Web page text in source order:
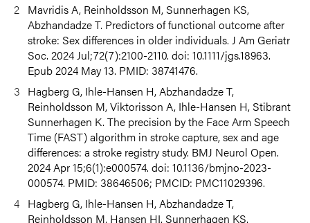
Mavridis A, Reinholdsson M, Sunnerhagen KS,
Abzhandadze T. Predictors of functional outcome after
stroke: Sex differences in older individuals. J Am Geriatr
Soc. 2024 Jul;72(7):2100-2110. doi: 10.1111/jgs.18963.
Epub 2024 May 13. PMID: 38741476.
Hagberg G, Ihle-Hansen H, Abzhandadze T,
Reinholdsson M, Viktorisson A, Ihle-Hansen H, Stibrant
Sunnerhagen K. The precision by the Face Arm Speech
Time (FAST) algorithm in stroke capture, sex and age
differences: a stroke registry study. BMJ Neurol Open.
2024 Apr 15;6(1):e000574. doi: 10.1136/bmjno-2023-
000574. PMID: 38646506; PMCID: PMC11029396.
Hagberg G, Ihle-Hansen H, Abzhandadze T,
Reinholdsson M, Hansen HI, Sunnerhagen KS.